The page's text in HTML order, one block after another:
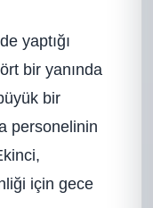
yaptığı
bir yanında
bir
personelinin
için gece